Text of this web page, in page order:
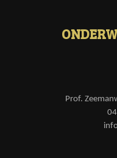
Prof.